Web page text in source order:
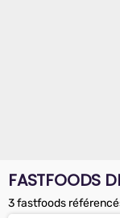
FASTFOODS
3 fastfoods